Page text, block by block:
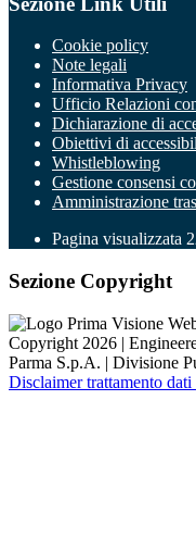
Cookie policy
Note legali
Informativa Privacy
Ufficio Relazioni
Dichiarazione di
Obiettivi di
Whistleblowing
Gestione consensi
Amministrazione
Pagina visualizzata
Sezione Copyright
Copyright 2026 |
Parma S.p.A. | Divisione
Disclaimer trattamento dati